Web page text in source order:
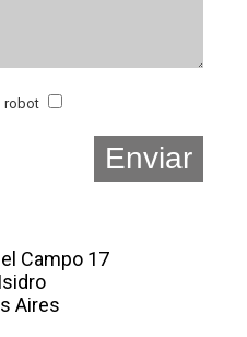
robot
Campo 17
Aires